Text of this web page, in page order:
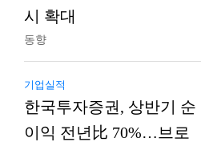
시 확대
동향
기업실적
한국투자증권, 상반기 순
이익 전년比 70%…브로